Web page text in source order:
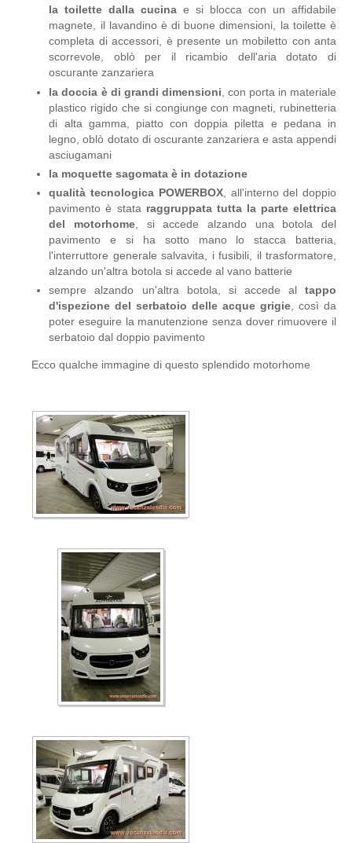
la toilette dalla cucina e si blocca con un affidabile
magnete, il lavandino è di buone dimensioni, la toilette è
completa di accessori, è presente un mobiletto con anta
scorrevole, oblò per il ricambio dell'aria dotato di
oscurante zanzariera
la doccia è di grandi dimensioni , con porta in materiale
plastico rigido che si congiunge con magneti, rubinetteria
di alta gamma, piatto con doppia piletta e pedana in
legno, oblò dotato di oscurante zanzariera e asta appendi
asciugamani
la moquette sagomata è in dotazione
qualità tecnologica POWERBOX, all'interno del doppio
pavimento è stata raggruppata tutta la parte elettrica
del motorhome , si accede alzando una botola del
pavimento e si ha sotto mano lo stacca batteria,
l'interruttore generale salvavita, i fusibili, il trasformatore,
alzando un'altra botola si accede al vano batterie
sempre alzando un'altra botola, si accede al tappo
d'ispezione del serbatoio delle acque grigie , così da
poter eseguire la manutenzione senza dover rimuovere il
serbatoio dal doppio pavimento
Ecco qualche immagine di questo splendido motorhome